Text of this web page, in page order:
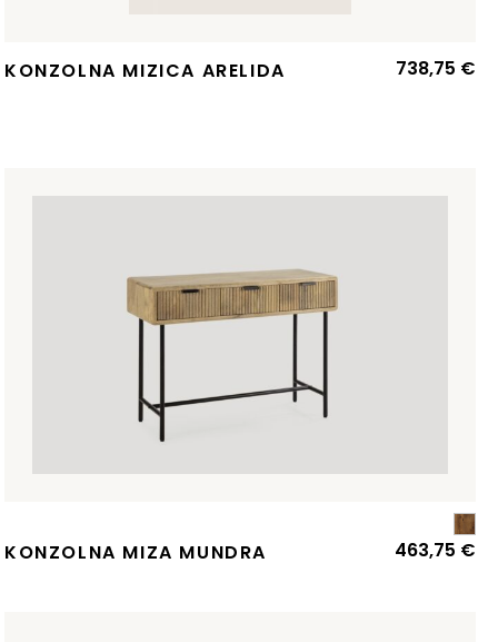
KONZOLNA MIZICA ARELIDA 738,75 €
KONZOLNA MIZA MUNDRA
463,75 €